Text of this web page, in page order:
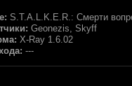
S.T.A.L.K.E.R.: Смерти
Geonezis, Skyff
X-Ray 1.6.02
---